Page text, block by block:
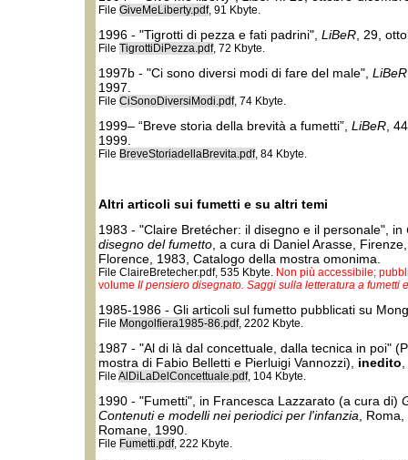
File GiveMeLiberty.pdf, 91 Kbyte.
1996 - "Tigrotti di pezza e fati padrini", LiBeR , 29,
File TigrottiDiPezza.pdf, 72 Kbyte.
1997b - "Ci sono diversi modi di fare del male", LiBeR
1997.
File CiSonoDiversiModi.pdf, 74 Kbyte.
1999– “Breve storia della brevità a fumetti”, LiBeR ,
1999.
File BreveStoriadellaBrevita.pdf, 84 Kbyte.
Altri articoli sui fumetti e su altri temi
1983 - "Claire Bretécher: il disegno e il personale", in
disegno del fumetto , a cura di Daniel Arasse,
Florence, 1983, Catalogo della mostra omonima.
File ClaireBretecher.pdf, 535 Kbyte. Non più accessibile;
volume Il pensiero disegnato. Saggi sulla letteratura a fumetti
1985-1986 - Gli articoli sul fumetto pubblicati su
File Mongolfiera1985-86.pdf, 2202 Kbyte.
1987 - "Al di là dal concettuale, dalla tecnica in poi"
mostra di Fabio Belletti e Pierluigi Vannozzi), inedito
File AlDiLaDelConcettuale.pdf, 104 Kbyte.
1990 - "Fumetti", in Francesca Lazzarato (a cura di)
Contenuti e modelli nei periodici per l'infanzia ,
Romane, 1990.
File Fumetti.pdf, 222 Kbyte.